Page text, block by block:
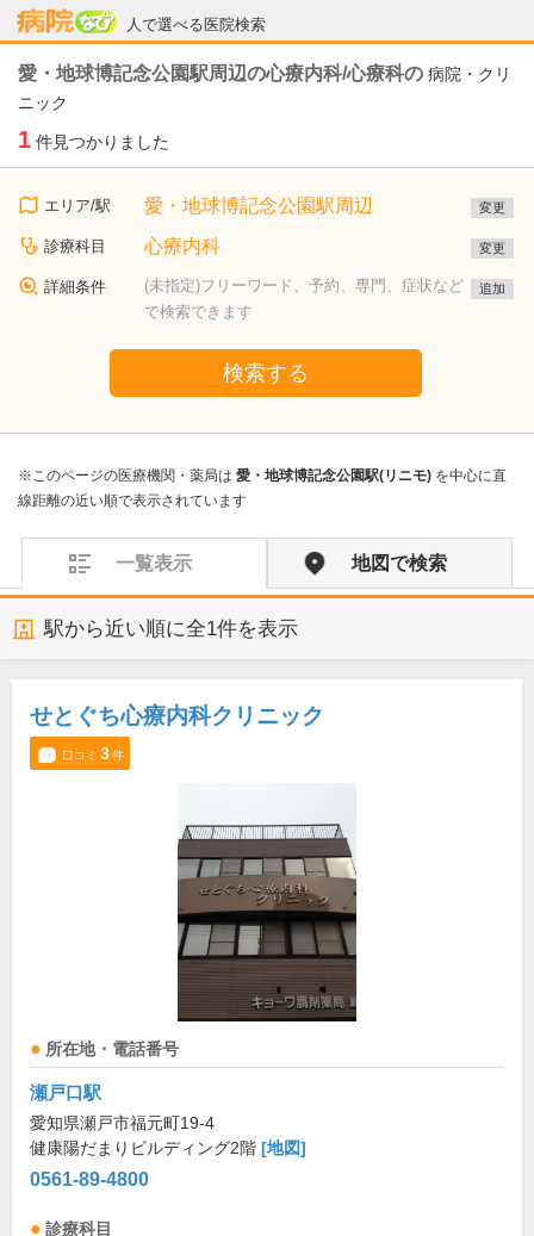
人で選べる医院検索
病院なび
愛・地球博記念公園駅周辺の心療内科/心療科の 病院・クリ
ニック
1 件見つかりました
エリア/駅 愛・地球博記念公園駅周辺 変更
診療科目 心療内科 変更
詳細条件
(未指定)フリーワード、予約、専門、症状など
で検索できます
追加
検索する
※このページの医療機関・薬局は 愛・地球博記念公園駅(リニモ) を中心に直
線距離の近い順で表示されています
一覧表示 地図で検索
駅から近い順に全1件を表示
せとぐち心療内科クリニック
口コミ 3件
所在地・電話番号
瀬戸口駅
愛知県瀬戸市福元町19-4
健康陽だまりビルディング2階 [地図]
0561-89-4800
診療科目